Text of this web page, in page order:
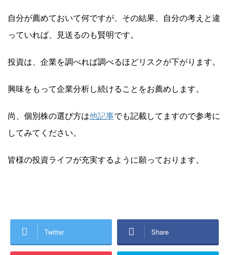
自分が薦めておいて何ですが、その結果、自分の考えと違
っていれば、見送るのも賢明です。
投資は、企業を調べれば調べるほどリスクが下がります。
興味をもって企業分析し続けることをお薦めします。
尚、個別株の選び方は他記事でも記載してますので参考に
してみてください。
皆様の投資ライフが充実するように願っております。
Twitter Share